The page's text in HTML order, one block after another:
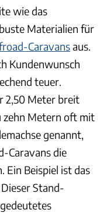
wie das
Materialien für
Caravansaus.
Kundenwunsch
teuer.
2,50 Meter breit
zehn Metern oft mit
genannt,
Caravans die
Ein Beispiel ist das
Stand-